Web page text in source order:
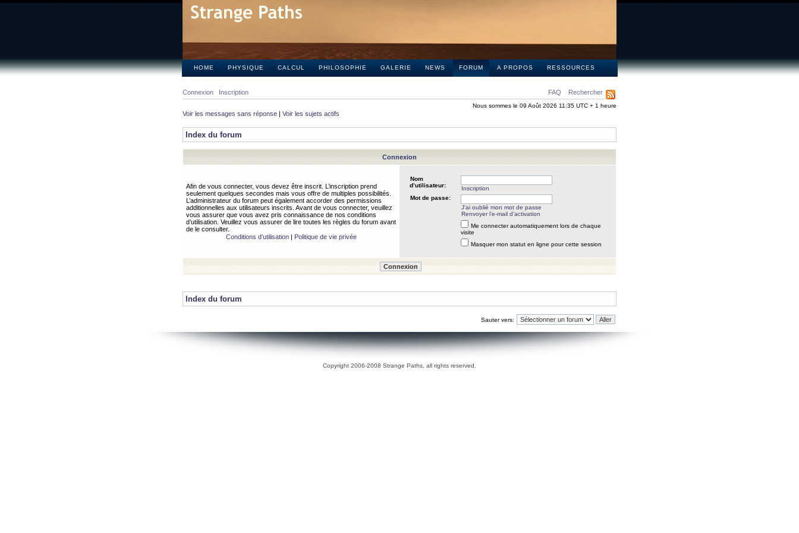
HOME PHYSIQUE CALCUL PHILOSOPHIE GALERIE NEWS FORUM A PROPOS RESSOURCES
FAQ Rechercher
Connexion Inscription
Nous sommes le 09 Août 2026 11:35 UTC + 1 heure
Voir les messages sans réponse | Voir les sujets actifs
Index du forum
Connexion
Afin de vous connecter, vous devez être inscrit. L’inscription prend
seulement quelques secondes mais vous offre de multiples possibilités.
L’administrateur du forum peut également accorder des permissions
additionnelles aux utilisateurs inscrits. Avant de vous connecter, veuillez
vous assurer que vous avez pris connaissance de nos conditions
d’utilisation. Veuillez vous assurer de lire toutes les règles du forum avant
de le consulter.
Conditions d’utilisation| Politique de vie privée
Nom
d’utilisateur:
Inscription
Mot de passe:
J’ai oublié mon mot de passe
Renvoyer l’e-mail d’activation
Me connecter automatiquement lors de chaque
visite
Masquer mon statut en ligne pour cette session
Index du forum
Sauter vers:
Copyright 2006-2008 Strange Paths, all rights reserved.